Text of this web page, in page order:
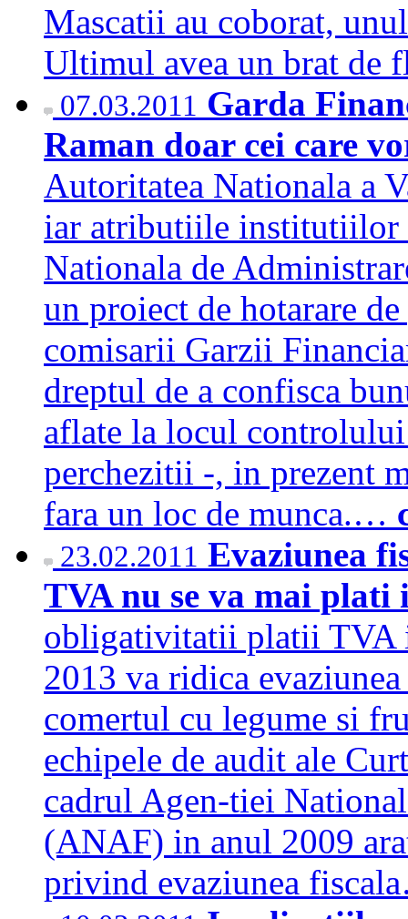
Mascatii au coborat,
Ultimul avea un brat
07.03.2011 Garda
Raman doar cei care
Autoritatea Nationala a
iar atributiile institutiilor
Nationala de
un proiect de hotarare
comisarii Garzii
dreptul de a confisca
aflate la locul
perchezitii -, in prezent
fara un loc de munca.…
23.02.2011 Evaziunea
TVA nu se va mai
obligativitatii platii TVA
2013 va ridica
comertul cu legume si
echipele de audit ale
cadrul Agen-tiei
(ANAF) in anul 2009
privind evaziunea